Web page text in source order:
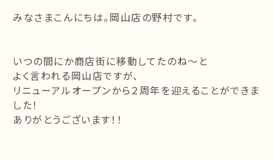
みなさまこんにちは。岡山店の野村です。
いつの間にか商店街に移動してたのね～と
よく言われる岡山店ですが、
リニューアルオープンから２周年を迎えることができま
した！
ありがとうございます！！